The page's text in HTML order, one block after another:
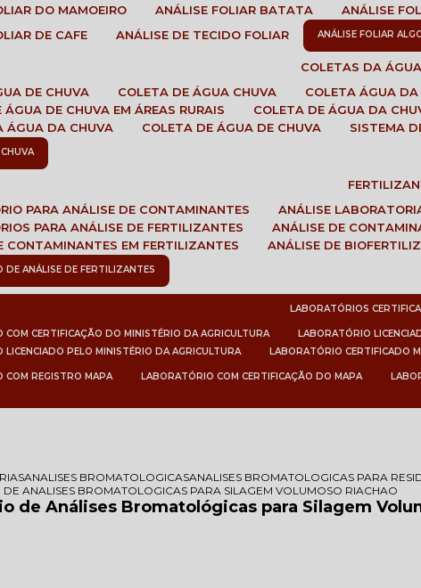
DO MAMOEIRO
ANÁLISE FOLIAR BATATA ANÁLISE
DE CAFE
ANÁLISE DE TECIDO FOLIAR ANÁLISE FOLIAR
COLETAS DA
DE CHUVA
COLETA DE ÁGUA CHUVA COLETA ÁGUA
ÁGUA DE CHUVA EM ÁREAS RURAIS
COLETA DE ÁGUA DA
ÁGUA DA CHUVA
COLETA DE ÁGUA DE CHUVA SISTEMA
CHUVA
PARA ANÁLISE DE CONTAMINANTES
ANÁLISE
PARA ANÁLISE DE FERTILIZANTES
ANÁLISE DE
CONTAMINANTES EM FERTILIZANTES
ANÁLISE DE
DE ANÁLISE DE FERTILIZANTES
LABORATÓRIOS
COM CERTIFICAÇÃO DO MINISTÉRIO DA AGRICULTURA LABORATÓRIO
LICENCIADO PELO MINISTÉRIO DA AGRICULTURA
LABORATÓRIO CERTIFICADO
COM REGISTRO MAPA LABORATÓRIO COM CERTIFICAÇÃO DO MAPA
ANALISES BROMATOLOGICASANALISES BROMATOLOGICAS PARA
ANALISES BROMATOLOGICAS PARA SILAGEM VOLUMOSO RIACHAO
de Análises Bromatológicas para Silagem